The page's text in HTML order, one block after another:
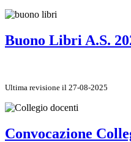
Buono Libri A.S.
Ultima revisione il 27-08-2025
Convocazione